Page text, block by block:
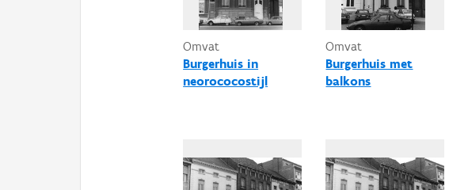
Omvat
Burgerhuis in
neorococostijl
Omvat
Burgerhuis met
balkons